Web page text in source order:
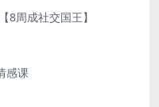
8周成社交国王】
感课